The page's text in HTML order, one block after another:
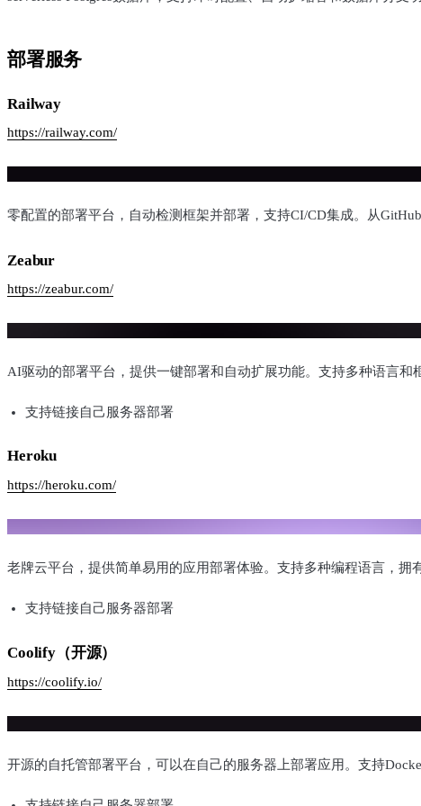
部署服务
Railway
https://railway.com/
零配置的部署平台，自动检测框架并部署，支持CI/CD集成。从
Zeabur
https://zeabur.com/
AI驱动的部署平台，提供一键部署和自动扩展功能。支持多种语言和
支持链接自己服务器部署
Heroku
https://heroku.com/
老牌云平台，提供简单易用的应用部署体验。支持多种编程语言，拥
支持链接自己服务器部署
Coolify（开源）
https://coolify.io/
开源的自托管部署平台，可以在自己的服务器上部署应用。支持